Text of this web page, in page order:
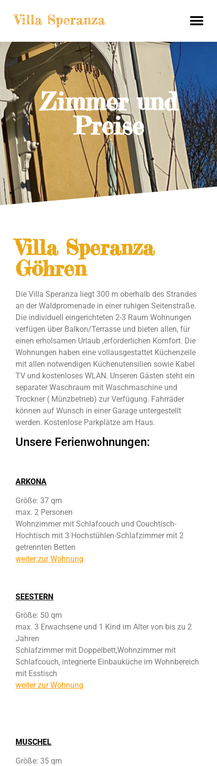
Zimmer und
Preise
Villa Speranza
Göhren
Die Villa Speranza liegt 300 m oberhalb des Strandes
an der Waldpromenade in einer ruhigen Seitenstraße.
Die individuell eingerichteten 2-3 Raum Wohnungen
verfügen über Balkon/Terrasse und bieten allen, für
einen erholsamen Urlaub ,erforderlichen Komfort. Die
Wohnungen haben eine vollausgestattet Küchenzeile
mit allen notwendigen Küchenutensilien sowie Kabel
TV und kostenloses WLAN. Unseren Gästen steht ein
separater Waschraum mit Waschmaschine und
Trockner ( Münzbetrieb) zur Verfügung. Fahrräder
können auf Wunsch in einer Garage untergestellt
werden. Kostenlose Parkplätze am Haus.
Unsere Ferienwohnungen:
ARKONA
Größe: 37 qm
max. 2 Personen
Wohnzimmer mit Schlafcouch und Couchtisch-
Hochtisch mit 3 Hochstühlen-Schlafzimmer mit 2
getrennten Betten
weiter zur Wohnung
SEESTERN
Größe: 50 qm
max. 3 Erwachsene und 1 Kind im Alter von bis zu 2
Jahren
Schlafzimmer mit Doppelbett,Wohnzimmer mit
Schlafcouch, integrierte Einbauküche im Wohnbereich
mit Esstisch
weiter zur Wohnung
MUSCHEL
Größe: 35 qm